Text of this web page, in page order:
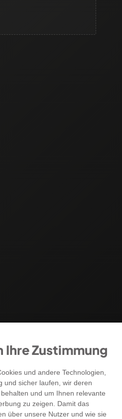
Ihre Zustimmung
und andere Technologien,
und sicher laufen, wir deren
und um Ihnen relevante
zu zeigen. Damit das
über unsere Nutzer und wie sie